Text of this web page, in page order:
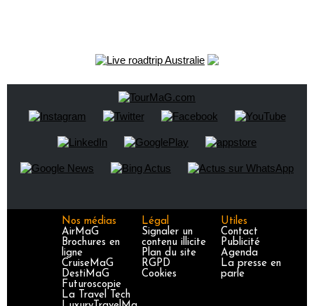
Nos médias
AirMaG
Brochures en
ligne
CruiseMaG
DestiMaG
Futuroscopie
La Travel Tech
Légal
Signaler un
contenu illicite
Plan du site
RGPD
Cookies
Utiles
Contact
Publicité
Agenda
La presse en
parle